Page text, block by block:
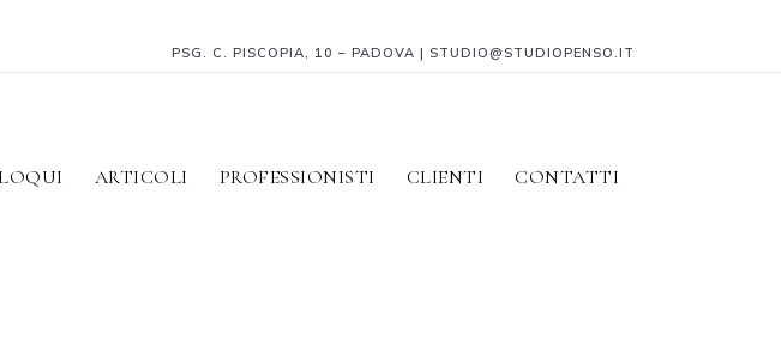
PSG. C. PISCOPIA, 10 – PADOVA | STUDIO@STUDIOPENSO.IT
ARTICOLI PROFESSIONISTI CLIENTI CONTATTI